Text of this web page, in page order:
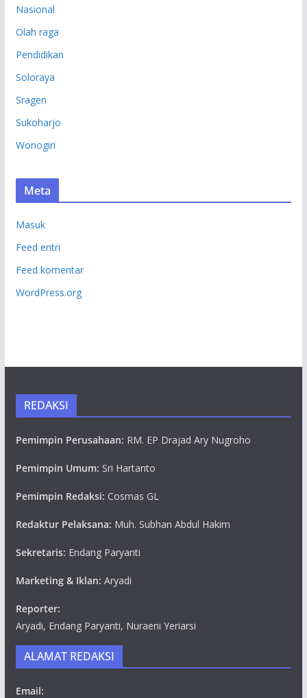
Nasional
Olah raga
Pendidikan
Soloraya
Sragen
Sukoharjo
Wonogiri
Meta
Masuk
Feed entri
Feed komentar
WordPress.org
REDAKSI
Pemimpin Perusahaan: RM. EP Drajad Ary Nugroho
Pemimpin Umum: Sri Hartanto
Pemimpin Redaksi: Cosmas GL
Redaktur Pelaksana: Muh. Subhan Abdul Hakim
Sekretaris: Endang Paryanti
Marketing & Iklan: Aryadi
Reporter:
Aryadi, Endang Paryanti, Nuraeni Yeriarsi
ALAMAT REDAKSI
Email: